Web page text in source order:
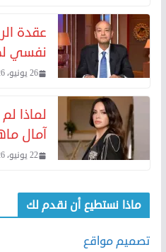
عقدة
نفسي
26 يونيو، 2026
لماذا
آمال
22 يونيو، 2026
ماذا نستطيع أن نقدم لك
تصميم مواقع